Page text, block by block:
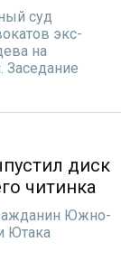
суд
экс-
на
Заседание
диск
читинка
Южно-
Ютака